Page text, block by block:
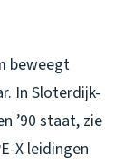
beweegt
In Sloterdijk-
’90 staat, zie
X leidingen